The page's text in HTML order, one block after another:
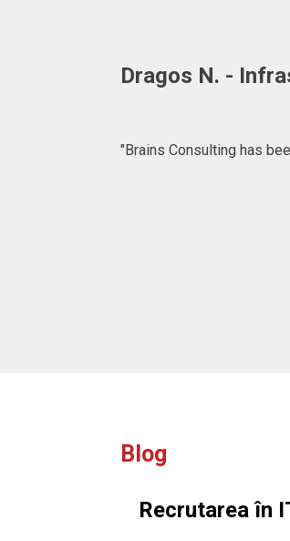
Adrian. C -
"BRAINS CONSULTING
Blog
Recrutarea în